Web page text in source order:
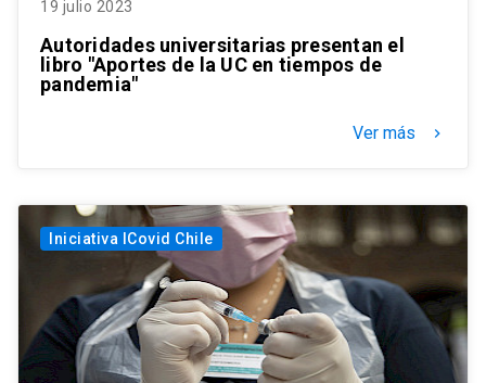
19 julio 2023
Autoridades universitarias presentan el
libro "Aportes de la UC en tiempos de
pandemia"
Ver más keyboard_arrow_right
Iniciativa ICovid Chile